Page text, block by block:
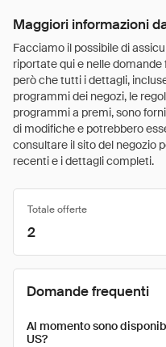
Maggiori informazioni
Facciamo il possibile di
riportate qui e nelle
però che tutti i dettagli,
programmi dei negozi, le
programmi a premi, sono
di modifiche e potrebbero
consultare il sito del negozio
recenti e i dettagli completi.
Totale offerte
2
Domande frequenti
Al momento sono
US?